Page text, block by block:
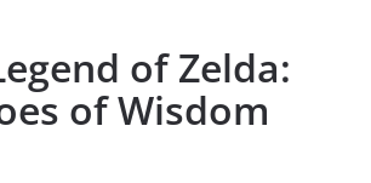
of Zelda:
of Wisdom